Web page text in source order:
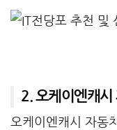
2. 오케이엔캐
오케이엔캐시 자동